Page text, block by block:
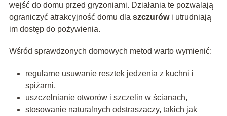
wejść do domu przed gryzoniami. Działania te pozwalają
ograniczyć atrakcyjność domu dla szczurówi utrudniają
im dostęp do pożywienia.
Wśród sprawdzonych domowych metod warto wymienić:
regularne usuwanie resztek jedzenia z kuchni i
spiżarni,
uszczelnianie otworów i szczelin w ścianach,
stosowanie naturalnych odstraszaczy, takich jak